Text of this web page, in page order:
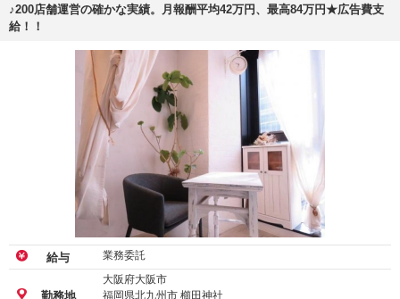
♪200店舗運営の確かな実績。月報酬平均42万円、最高84万円★広告費支
給！！
給与 業務委託
勤務地
大阪府大阪市
福岡県北九州市 櫛田神社